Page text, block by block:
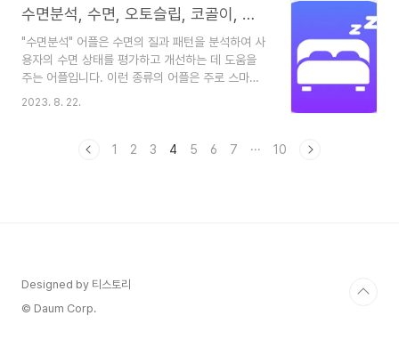
사진 및 상세 정보..
아이돌보미 어플은 부모가 잠시 시간을 내어 아이를
리나 약속 등으로 인해 부모가 바쁠 때 아이를 돌봐
줄 도움말 시터를 찾을 수 있도록 도와줍니다. 아래
는 "가온맘시터 아이돌보미" 어플의 주요 기능과 특
징에 대한 설명입니다. 돌보미 검색 및 예약: 어플을
를 선택하여 예약..
수면분석, 수면, 오토슬립, 코골이, 잠꼬대
"수면분석" 어플은 수면의 질과 패턴을 분석하여 사
용자의 수면 상태를 평가하고 개선하는 데 도움을
주는 어플입니다. 이런 종류의 어플은 주로 스마트
폰 또는 웨어러블 디바이스와 함께 사용되며, 수면
석" 어플의 주요 기능과 특징은 다음과 같을 수 있습
고 분석합니다. ..
2023. 8. 22.
1 2 3 4 5 6 7 ··· 10
Designed by 티스토리
© Daum Corp.